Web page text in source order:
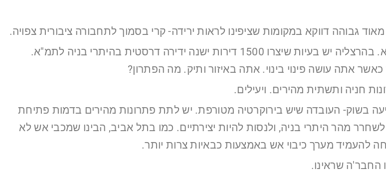
גבוהה דווקא במקומות שציפינו לראות ירידה- קרי בסמוך לתחבורה ציבורית צפויה.
הבעיה המרכזית היום, היא בעצם מנושא התמ"א. בהרצליה יש בעיות שיצרו 1500 דירות ישנה ידירה דרסטית בהיתרי בניה לתמ"א.
אתה עושה פינוי בינוי. אתה באיזור ותיק. מה הפתרון?
חניה ותשתית מהירים. ויעילים.
בשוק- העובדה שיש בירוקרטיה מטורפת. יש לתת פתרונות מהירים בדמות פתיחת
מהר היתרי בניה, ולנסות להיות יצירתיים. כמו בתל אביב, הבינו שמכבי אש לא
להעמיד מערך כיבוי אש באמצעות כבאיות צרות יותר.
החבר'ה שראינו.